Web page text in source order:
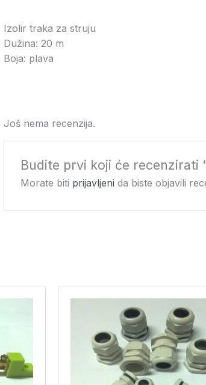
Izolir traka za struju
Dužina: 20 m
Boja: plava
Još nema recenzija.
Budite prvi koji će recenzirati
Morate biti prijavljeni da biste objavili